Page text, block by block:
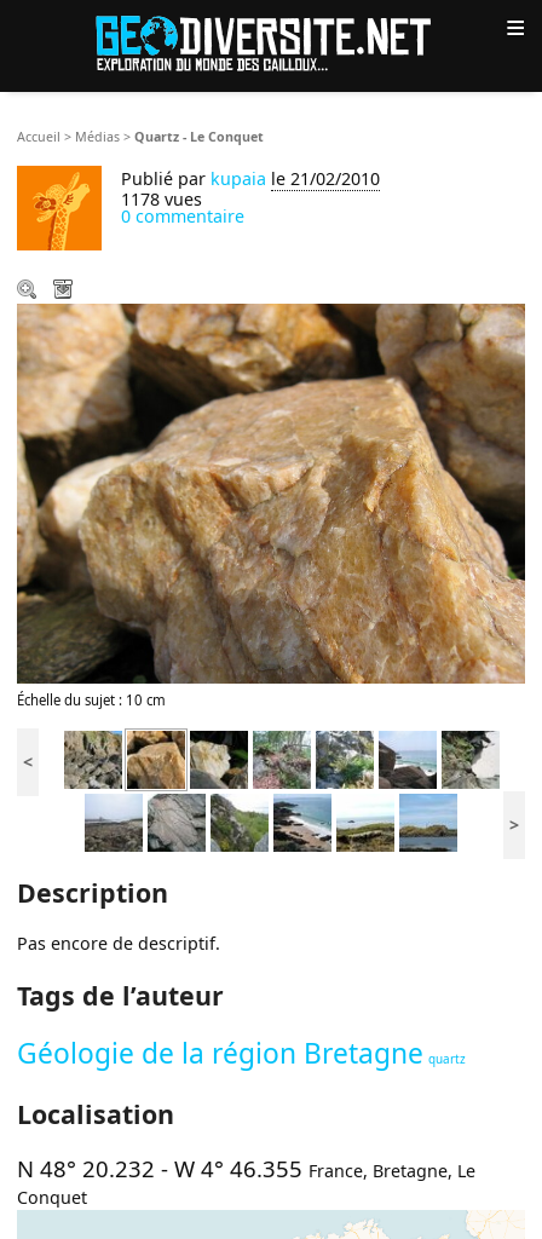
≡
Accueil > Médias >Quartz - Le Conquet
Publié par kupaia le 21/02/2010
1178 vues
0 commentaire
Échelle du sujet : 10 cm
<
>
Description
Pas encore de descriptif.
Tags de l’auteur
Géologie de la région Bretagne quartz
Localisation
N 48° 20.232 -W 4° 46.355 France, Bretagne, Le
Conquet